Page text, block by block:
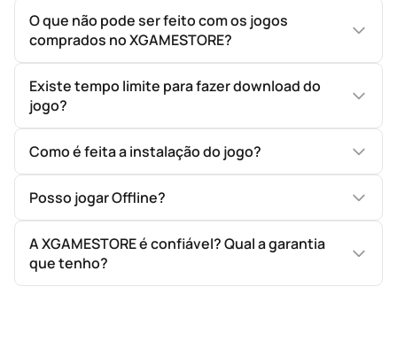
O que não pode ser feito com os jogos
comprados no XGAMESTORE?
Existe tempo limite para fazer download do
jogo?
Como é feita a instalação do jogo?
Posso jogar Offline?
A XGAMESTORE é confiável? Qual a garantia
que tenho?